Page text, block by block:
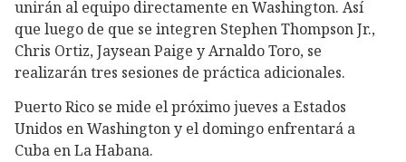
unirán al equipo directamente en Washington. Así
que luego de que se integren Stephen Thompson Jr.,
Chris Ortiz, Jaysean Paige y Arnaldo Toro, se
realizarán tres sesiones de práctica adicionales.
Puerto Rico se mide el próximo jueves a Estados
Unidos en Washington y el domingo enfrentará a
Cuba en La Habana.